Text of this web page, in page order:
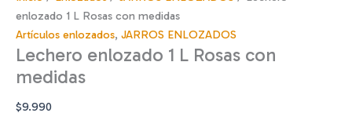
enlozado 1 L Rosas con medidas
Artículos enlozados, JARROS ENLOZADOS
Lechero enlozado 1 L Rosas con
medidas
$9.990